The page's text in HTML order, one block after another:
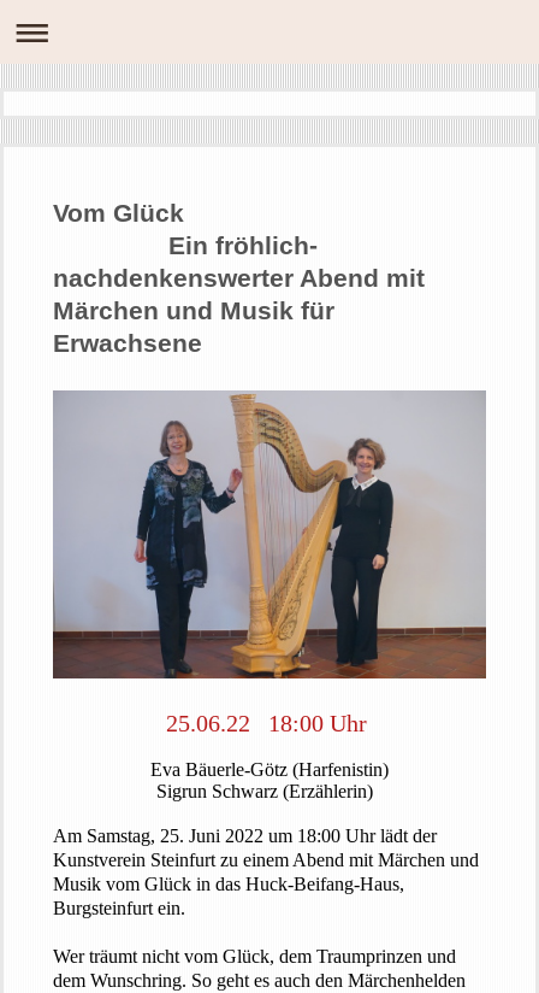
Vom Glück
Ein fröhlich-
nachdenkenswerter Abend mit
Märchen und Musik für
Erwachsene
25.06.22 18:00 Uhr
Eva Bäuerle-Götz (Harfenistin)
Sigrun Schwarz (Erzählerin)
Am Samstag, 25. Juni 2022 um 18:00 Uhr lädt der
Kunstverein Steinfurt zu einem Abend mit Märchen und
Musik vom Glück in das Huck-Beifang-Haus,
Burgsteinfurt ein.
Wer träumt nicht vom Glück, dem Traumprinzen und
dem Wunschring. So geht es auch den Märchenhelden